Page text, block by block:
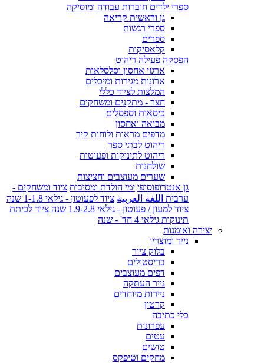
ספרי ילדים חוברות עבודה ומוסיקה
גן וראשית קריאה
ספרי רגשות
ספרים
קלאסיקות
הפסקה פעילה ריהוט
ארגזי אחסון וסלסלאות
ארונות מגירות ומיכלים
המלצות לציוד כללי
חצר - מתקנים ומשחקים
כיסאות וספסלים
מבואה ואחסון
מדפים מראות ולוחות קיר
ריהוט לבתי ספר
ריהוט לתינוקות ופעוטות
שולחנות
שערים מעוצבים וחציצות
גן אנטרופוסופי ימי הולדת ומסיבות ציוד ומשחקים -
ערבית اللغة العربية ציוד לפעוטון - גילאי 1-1.8 שנה
ציוד למעון / פעוטון - גילאי 1.9-2.8 שנה
ציוד לכיתת
תינוקות גילאי 4 חד' - שנה
יצירה ואומנות
נייר ומוצריו
בלוק ציור
בריסטולים
דפים מעוצבים
נייר העתקה
ניירות מיוחדים
קרטון
כלי כתיבה
עפרונות
עטים
טושים
מחקים וטיפקס